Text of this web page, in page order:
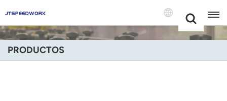
+86 -18681515767
English
PRODUCTOS